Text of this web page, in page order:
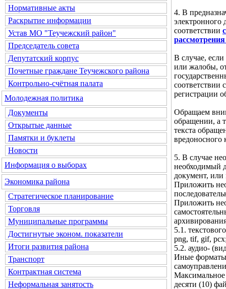
Нормативные акты
Раскрытие информации
Устав МО "Теучежский район"
Председатель совета
Депутатский корпус
Почетные граждане Теучежского района
Контрольно-счётная палата
Молодежная политика
Документы
Открытые данные
Памятки и буклеты
Новости
Информация о выборах
Экономика района
Стратегическое планирование
Торговля
Муниципальные программы
Достигнутые эконом. показатели
Итоги развития района
Транспорт
Контрактная система
Неформальная занятость
4. В
электронного
соответствии
В случае,
или жалобы,
соответствии
регистрации
Обращаем
обращении, а
текста
вредоносного
5. В случае
необходимый
документ,
Приложить
Приложить
5.1.
png, tif, gif,
5.2. аудио-
Иные форматы
десяти (10)